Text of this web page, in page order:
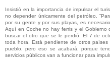
Insistió en la importancia de impulsar el
no depender únicamente del petróleo.
por su gente y por sus playas, es
Aquí en Coche no hay ferris y el Gobierno
buscar el otro que se le perdió. El 7 de
toda hora. Está pendiente de otros
pueblo, pero eso se acabará, porque
servicios públicos van a funcionar para